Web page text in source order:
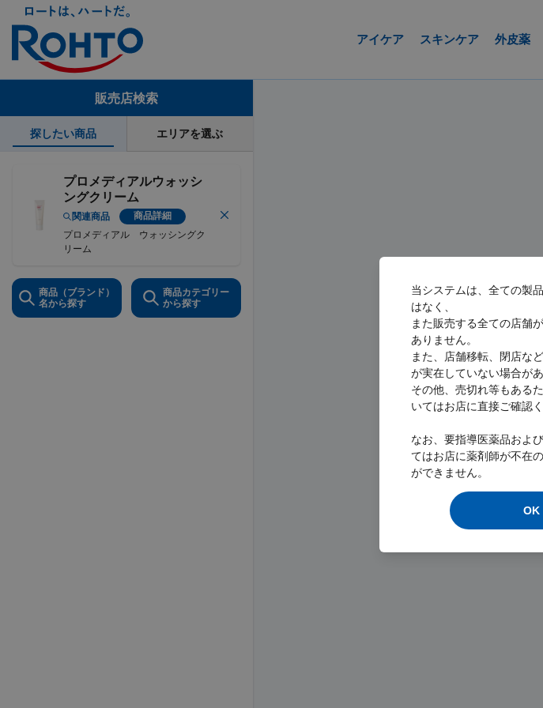
アイケア スキンケア 外皮薬
販売店検索
探したい商品 エリアを選ぶ
プロメディアルウォッシ
ングクリーム
関連商品
商品詳細
プロメディアル ウォッシングク
リーム
商品（ブランド）
名から探す
商品カテゴリー
から探す
当システムは、全ての製
はなく、
また販売する全ての店舗
ありません。
また、店舗移転、閉店な
が実在していない場合があ
その他、売切れ等もある
いてはお店に直接ご確認く
なお、要指導医薬品およ
てはお店に薬剤師が不在
ができません。
OK